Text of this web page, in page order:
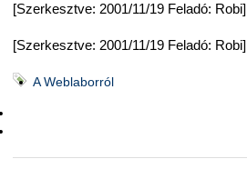
[Szerkesztve: 2001/11/19 Feladó: Robi]
[Szerkesztve: 2001/11/19 Feladó: Robi]
A Weblaborról